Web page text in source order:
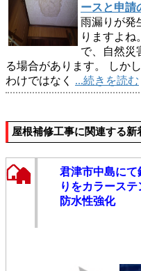
ースと申請
雨漏りが発
りますよね
で、自然災
る場合があります。 しか
わけではなく ...続きを読む
屋根補修工事に関連する新
君津市中島に
りをカラース
防水性強化